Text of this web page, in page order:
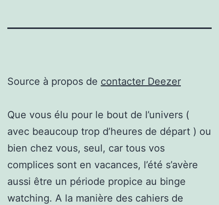
Source à propos de contacter Deezer
Que vous élu pour le bout de l’univers (
avec beaucoup trop d’heures de départ ) ou
bien chez vous, seul, car tous vos
complices sont en vacances, l’été s’avère
aussi être un période propice au binge
watching. A la manière des cahiers de